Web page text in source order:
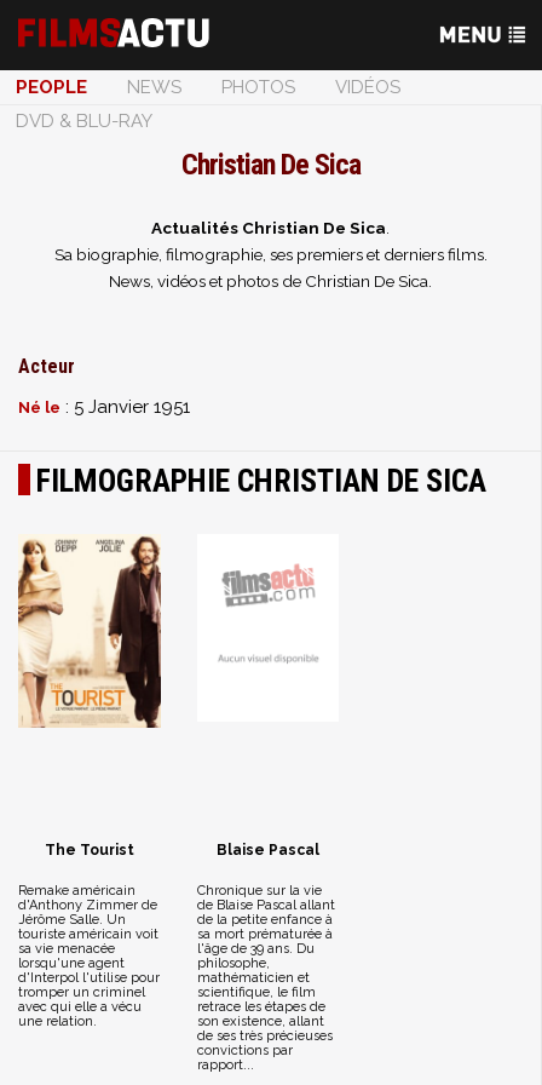
PEOPLE NEWS PHOTOS
VIDÉOS
DVD & BLU-RAY
Christian De Sica
Actualités Christian De Sica
Sa biographie, filmographie, ses premiers et derniers films.
News, vidéos et photos de Christian De Sica.
Acteur
Né le : 5 Janvier 1951
FILMOGRAPHIE CHRISTIAN DE SICA
The Tourist
Remake américain
d'Anthony Zimmer de
Jérôme Salle. Un
touriste américain voit
sa vie menacée
lorsqu'une agent
d'Interpol l'utilise pour
tromper un criminel
avec qui elle a vécu
une relation.
Blaise Pascal
Chronique sur la vie
de Blaise Pascal allant
de la petite enfance à
sa mort prématurée à
l'âge de 39 ans. Du
philosophe,
mathématicien et
scientifique, le film
retrace les étapes de
son existence, allant
de ses très précieuses
convictions par
rapport...